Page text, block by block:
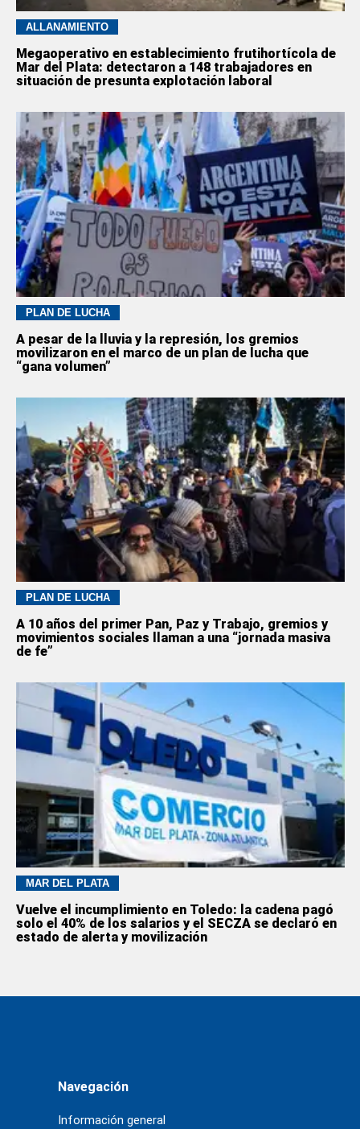
ALLANAMIENTO
Megaoperativo en establecimiento frutihortícola de
Mar del Plata: detectaron a 148 trabajadores en
situación de presunta explotación laboral
PLAN DE LUCHA
A pesar de la lluvia y la represión, los gremios
movilizaron en el marco de un plan de lucha que
“gana volumen”
PLAN DE LUCHA
A 10 años del primer Pan, Paz y Trabajo, gremios y
movimientos sociales llaman a una “jornada masiva
de fe”
MAR DEL PLATA
Vuelve el incumplimiento en Toledo: la cadena pagó
solo el 40% de los salarios y el SECZA se declaró en
estado de alerta y movilización
Navegación
Información general